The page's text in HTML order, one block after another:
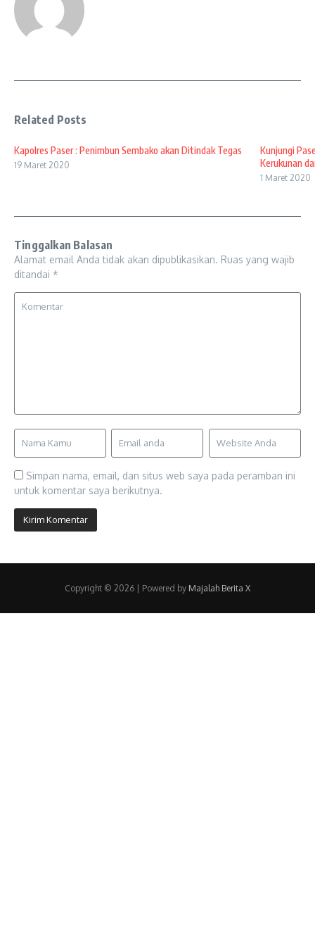
Related Posts
Kapolres Paser : Penimbun Sembako akan Ditindak Tegas
19 Maret 2020
Kunjungi
Kerukunan
1 Maret 2020
Tinggalkan Balasan
Alamat email Anda tidak akan dipublikasikan. Ruas yang wajib
ditandai *
Simpan nama, email, dan situs web saya pada peramban ini
untuk komentar saya berikutnya.
Copyright © 2026 | Powered by Majalah Berita X